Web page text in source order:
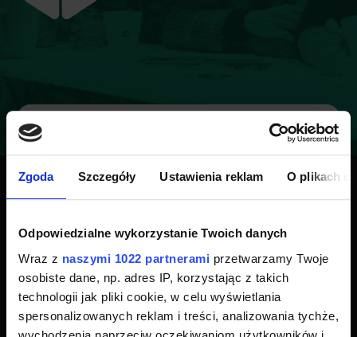
Zgoda Szczegóły Ustawienia reklam O plikach
Odpowiedzialne wykorzystanie Twoich danych
Wraz z naszymi 1022 partnerami przetwarzamy Twoje
osobiste dane, np. adres IP, korzystając z takich
technologii jak pliki cookie, w celu wyświetlania
spersonalizowanych reklam i treści, analizowania tychże,
Umów bezpłatną
konsultację z
naszym doradcą!
Potrzebujesz szybkiej informacji zwrotnej? Umów
15 minutową, bezpłatną konsultację z naszym
doradcą, który przeprowadzi Cię szybko przez
proces pozyskiwania dotacji.